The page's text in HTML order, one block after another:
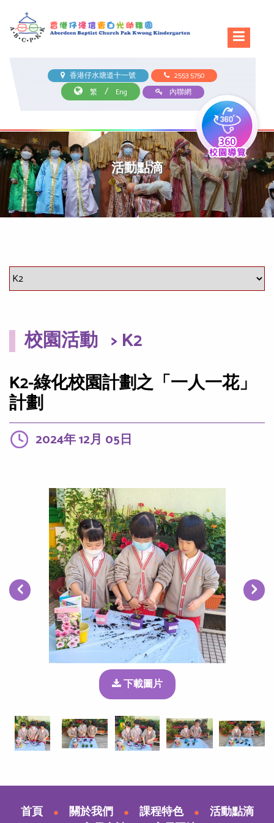
香港仔水塘道十一號
2553 5750
繁
/ Eng 內聯網
活動點滴
校園活動 > K2
K2-綠化校園計劃之「一人一花」
計劃
2024年 12月 05日
下載圖片
‹ ›
首頁 關於我們 課程特色
活動點滴